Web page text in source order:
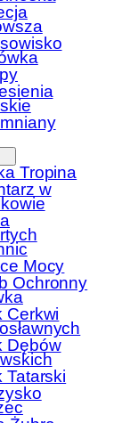
Tropina
w
Mocy
Ochronny
Cerkwi
Dębów
Tatarski